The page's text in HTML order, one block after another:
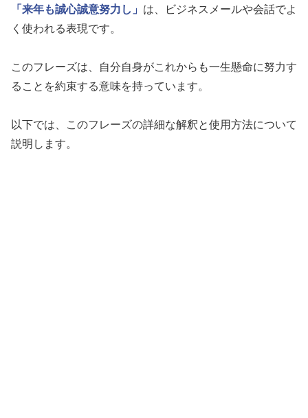
「来年も誠心誠意努力し」 は、ビジネスメールや会話でよ
く使われる表現です。
このフレーズは、自分自身がこれからも一生懸命に努力す
ることを約束する意味を持っています。
以下では、このフレーズの詳細な解釈と使用方法について
説明します。